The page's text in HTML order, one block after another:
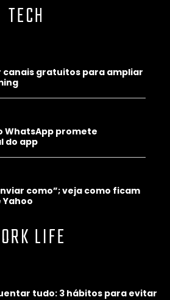
TECH
canais gratuitos para ampliar
WhatsApp promete
do app
como”; veja como ficam
LIFE
tudo: 3 hábitos para evitar